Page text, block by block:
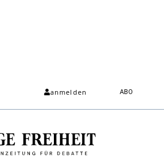
anmelden ABO